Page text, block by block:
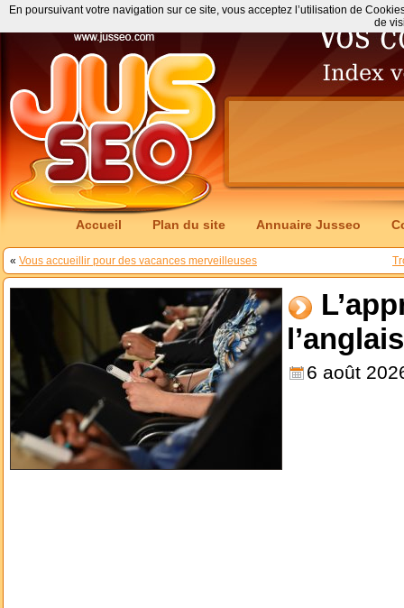
Accueil Plan du site Annuaire Jusseo
« Vous accueillir pour des vacances merveilleuses
6 août
En poursuivant votre navigation sur ce site, vous acceptez l’utilisation de
de